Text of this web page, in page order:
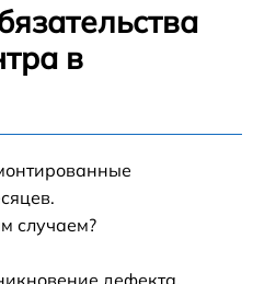
в
случаем?
дефекта,